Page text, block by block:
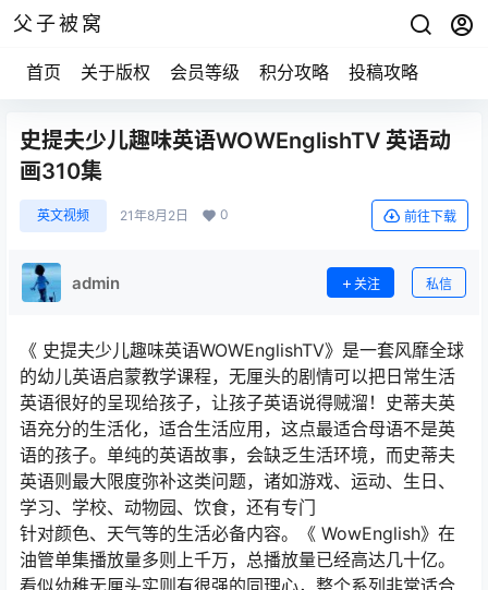
父子被窝
首页 关于版权 会员等级 积分攻略 投稿攻略
史提夫少儿趣味英语WOWEnglishTV 英语动
画310集
英文视频 21年8月2日 0 前往下载
admin 关注 私信
《 史提夫少儿趣味英语WOWEnglishTV》是一套风靡全球
的幼儿英语启蒙教学课程，无厘头的剧情可以把日常生活
英语很好的呈现给孩子，让孩子英语说得贼溜！史蒂夫英
语充分的生活化，适合生活应用，这点最适合母语不是英
语的孩子。单纯的英语故事，会缺乏生活环境，而史蒂夫
英语则最大限度弥补这类问题，诸如游戏、运动、生日、
学习、学校、动物园、饮食，还有专门
针对颜色、天气等的生活必备内容。《 WowEnglish》在
油管单集播放量多则上千万，总播放量已经高达几十亿。
看似幼稚无厘头实则有很强的同理心，整个系列非常适合